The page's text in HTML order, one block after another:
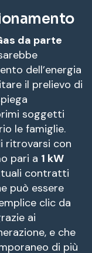
da parte
dell’energia
il prelievo di
soggetti
le famiglie.
ritrovarsi con
pari a 1 kW
contratti
può essere
clic da
ai
e che
di più